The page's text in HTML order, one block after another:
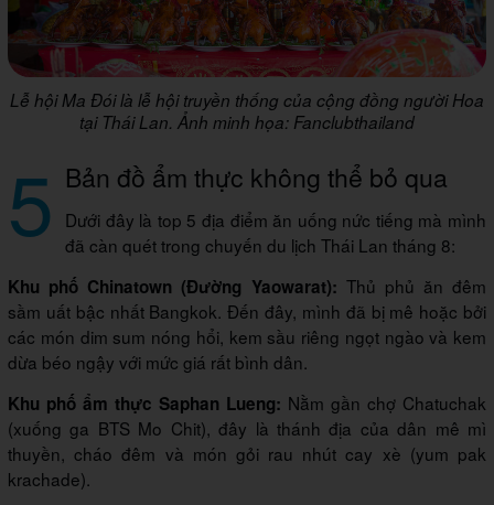
Lễ hội Ma Đói là lễ hội truyền thống của cộng đồng người Hoa
tại Thái Lan. Ảnh minh họa: Fanclubthailand
5 Bản đồ ẩm thực không thể bỏ qua
Dưới đây là top 5 địa điểm ăn uống nức tiếng mà mình
đã càn quét trong chuyến du lịch Thái Lan tháng 8:
Khu phố Chinatown (Đường Yaowarat): Thủ phủ ăn đêm
sầm uất bậc nhất Bangkok. Đến đây, mình đã bị mê hoặc bởi
các món dim sum nóng hổi, kem sầu riêng ngọt ngào và kem
dừa béo ngậy với mức giá rất bình dân.
Khu phố ẩm thực Saphan Lueng: Nằm gần chợ Chatuchak
(xuống ga BTS Mo Chit), đây là thánh địa của dân mê mì
thuyền, cháo đêm và món gỏi rau nhút cay xè (yum pak
krachade).